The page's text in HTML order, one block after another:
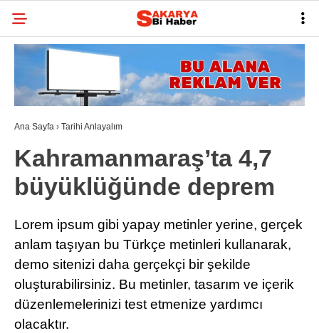
SAKARYA
VİDEO YAZARLAR
ESNAF
SIYASET
TARIHI ANLAYALIM
SAĞLIK
TEKNOLOJI
Ana Sayfa › Tarihi Anlayalım
Kahramanmaraş’ta 4,7
büyüklüğünde deprem
Lorem ipsum gibi yapay metinler yerine, gerçek
anlam taşıyan bu Türkçe metinleri kullanarak,
demo sitenizi daha gerçekçi bir şekilde
oluşturabilirsiniz. Bu metinler, tasarım ve içerik
düzenlemelerinizi test etmenize yardımcı
olacaktır.